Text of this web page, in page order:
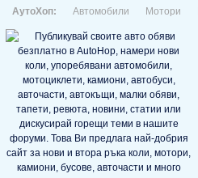
АутоХоп: Автомобили Мотори